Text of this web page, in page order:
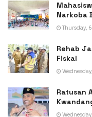
Narkoba
Thursday,
Rehab
Fiskal
Ratusan